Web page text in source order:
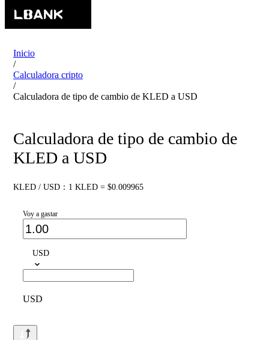
Inicio
/
Calculadora cripto
/
Calculadora de tipo de cambio de KLED a USD
Calculadora de tipo de cambio de
KLED a USD
KLED / USD：1 KLED = $0.009965
Voy a gastar
USD
USD